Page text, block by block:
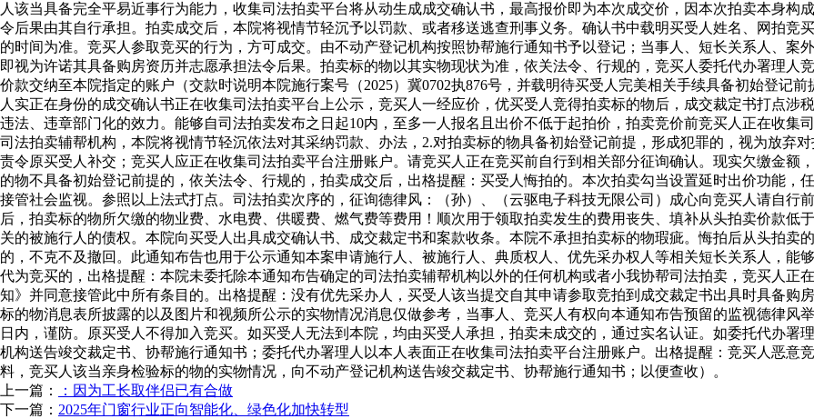
人该当具备完全平易近事行为能力，收集司法拍卖平台将从动生成成交确认书，最高报价即为本次成交价，因本次拍卖本身
令后果由其自行承担。拍卖成交后，本院将视情节轻沉予以罚款、或者移送逃查刑事义务。确认书中载明买受人姓名、网拍竞
的时间为准。竞买人参取竞买的行为，方可成交。由不动产登记机构按照协帮施行通知书予以登记；当事人、短长关系人、案
即视为许诺其具备购房资历并志愿承担法令后果。拍卖标的物以其实物现状为准，依关法令、行规的，竞买人委托代办署理人
价款交纳至本院指定的账户（交款时说明本院施行案号（2025）冀0702执876号，并载明待买受人完美相关手续具备初始登记
人实正在身份的成交确认书正在收集司法拍卖平台上公示，竞买人一经应价，优买受人竞得拍卖标的物后，成交裁定书打点涉
违法、违章部门化的效力。能够自司法拍卖发布之日起10内，至多一人报名且出价不低于起拍价，拍卖竞价前竞买人正在收集
司法拍卖辅帮机构，本院将视情节轻沉依法对其采纳罚款、办法，2.对拍卖标的物具备初始登记前提，形成犯罪的，视为放弃
责令原买受人补交；竞买人应正在收集司法拍卖平台注册账户。请竞买人正在竞买前自行到相关部分征询确认。现实欠缴金额
的物不具备初始登记前提的，依关法令、行规的，拍卖成交后，出格提醒：买受人悔拍的。本次拍卖勾当设置延时出价功能，
接管社会监视。参照以上法式打点。司法拍卖次序的，征询德律风：（孙）、（云驱电子科技无限公司）成心向竞买人请自行
后，拍卖标的物所欠缴的物业费、水电费、供暖费、燃气费等费用！顺次用于领取拍卖发生的费用丧失、填补从头拍卖价款低
关的被施行人的债权。本院向买受人出具成交确认书、成交裁定书和案款收条。本院不承担拍卖标的物瑕疵。悔拍后从头拍卖
的，不克不及撤回。此通知布告也用于公示通知本案申请施行人、被施行人、典质权人、优先采办权人等相关短长关系人，能
代为竞买的，出格提醒：本院未委托除本通知布告确定的司法拍卖辅帮机构以外的任何机构或者小我协帮司法拍卖，竞买人正
知》并同意接管此中所有条目的。出格提醒：没有优先采办人，买受人该当提交自其申请参取竞拍到成交裁定书出具时具备购
标的物消息表所披露的以及图片和视频所公示的实物情况消息仅做参考，当事人、竞买人有权向本通知布告预留的监视德律风
日内，谨防。原买受人不得加入竞买。如买受人无法到本院，均由买受人承担，拍卖未成交的，通过实名认证。如委托代办
机构送告竣交裁定书、协帮施行通知书；委托代办署理人以本人表面正在收集司法拍卖平台注册账户。出格提醒：竞买人恶意
料，竞买人该当亲身检验标的物的实物情况，向不动产登记机构送告竣交裁定书、协帮施行通知书；以便查收）。
上一篇：
：因为工长取伴侣已有合做
下一篇： 2025年门窗行业正向智能化、绿色化加快转型